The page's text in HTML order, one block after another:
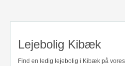
Lejebolig Kibæk
Find en ledig lejebolig i Kibæk på